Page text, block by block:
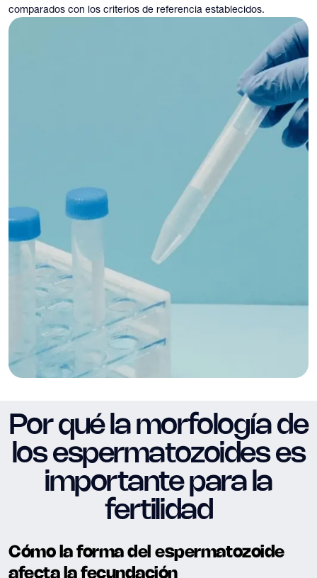
comparados con los criterios de referencia establecidos.
Por qué la morfología de
los espermatozoides es
importante para la
fertilidad
Cómo la forma del espermatozoide
afecta la fecundación